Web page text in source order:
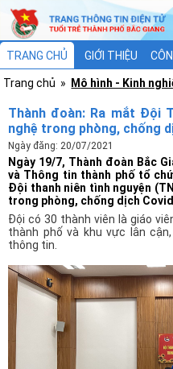
TRANG CHỦ GIỚI THIỆU
3 CHƯƠNG TRÌNH XÂY DỰNG
Trang chủ » Mô hình - Kinh
Thành đoàn: Ra mắt Đội
nghệ trong phòng, chống
Ngày đăng: 20/07/2021
Ngày 19/7, Thành đoàn Bắc
và Thông tin thành phố tổ
Đội thanh niên tình nguyện
trong phòng, chống dịch
Đội có 30 thành viên là giáo
thành phố và khu vực lân
thông tin.